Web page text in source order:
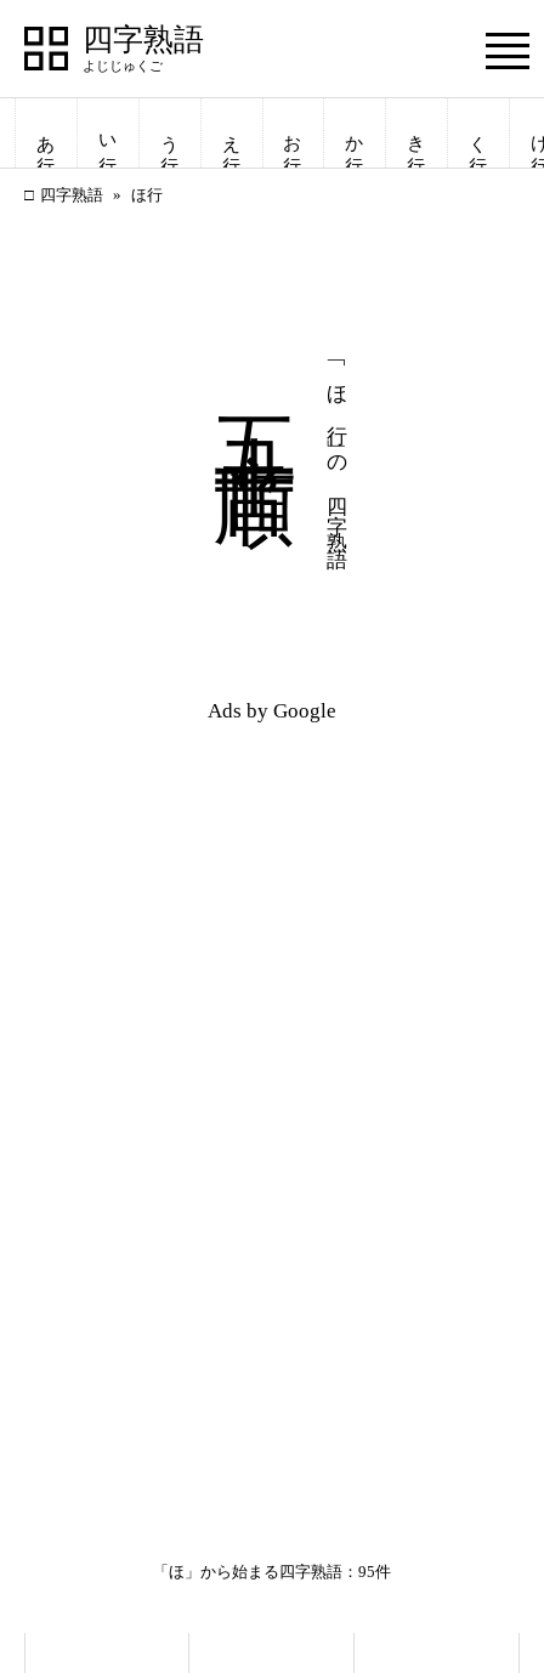
四字熟語
四字熟語
一覧表示
漢字検索
Menu
あ行 い行 う行 え行 お行 か行 き行 く行
四字熟語 ほ行
「ほ行」の四字熟語
Ads by Google
「ほ」から始まる四字熟語：95件
四字熟語
一覧表示
漢字検索